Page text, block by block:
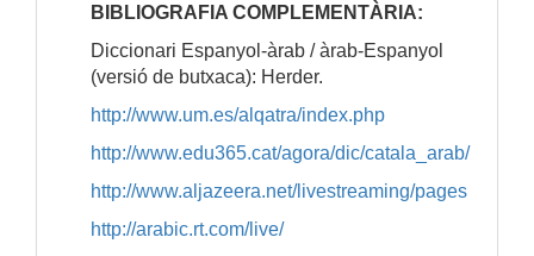
BIBLIOGRAFIA COMPLEMENTÀRIA:
Diccionari Espanyol-àrab / àrab-Espanyol
(versió de butxaca): Herder.
http://www.um.es/alqatra/index.php
http://www.edu365.cat/agora/dic/catala_arab/
http://www.aljazeera.net/livestreaming/pages
http://arabic.rt.com/live/